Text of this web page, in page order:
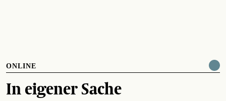
ONLINE
In eigener Sache